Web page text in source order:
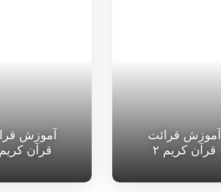
آموزش قرائت
قرآن کریم ۲
آموزش
قرآن کریم